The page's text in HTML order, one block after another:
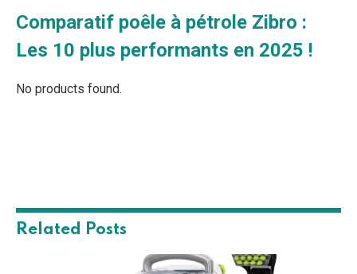
Comparatif poêle à pétrole Zibro :
Les 10 plus performants en 2025 !
No products found.
Related Posts